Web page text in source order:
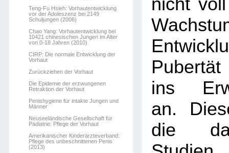
Teng-Fu Hsieh: Vorhautentwicklung
vor der Adoleszenz bei 2149
Schuljungen (2006)
Chao Yang: Vorhautentwicklung bei
10421 chinesischen Jungen im Alter
von 0-18 Jahren (2010)
CIRP: Die normale Entwicklung der
Vorhaut
Zurückziehen der Vorhaut
Die Epidemie der erzwungenen
Retraktion der Vorhaut
Penishygiene für intakte Jungen und
Männer
Neuseeländische Gesellschaft für
Pädiatrie: Pflege der Vorhaut
Amerikanischer Kinderärzteverband:
Pflege des unbeschnittenen Penis
(2013)
nicht
ins
an.
die